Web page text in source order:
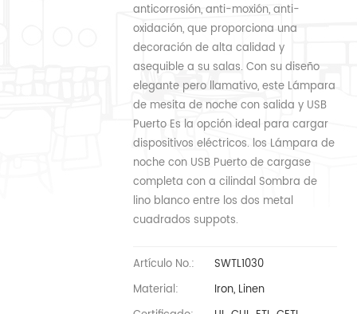
anticorrosión, anti-moxión, anti-
oxidación, que proporciona una
decoración de alta calidad y
asequible a su salas. Con su diseño
elegante pero llamativo, este Lámpara
de mesita de noche con salida y USB
Puerto Es la opción ideal para cargar
dispositivos eléctricos. los Lámpara de
noche con USB Puerto de cargase
completa con a cilindal Sombra de
lino blanco entre los dos metal
cuadrados suppots.
Artículo No.:
SWTL1030
Material:
Iron, Linen